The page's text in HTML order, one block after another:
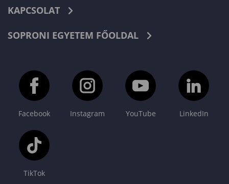
KAPCSOLAT
SOPRONI EGYETEM FŐOLDAL
Facebook Instagram YouTube LinkedIn
TikTok